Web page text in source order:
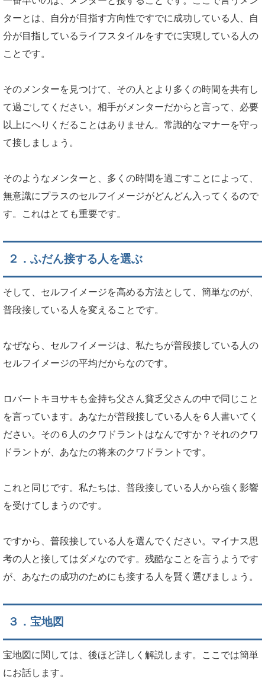
ターとは、自分が目指す方向性ですでに成功している人、自
分が目指しているライフスタイルをすでに実現している人の
ことです。
そのメンターを見つけて、その人とより多くの時間を共有し
て過ごしてください。相手がメンターだからと言って、必要
以上にへりくだることはありません。常識的なマナーを守っ
て接しましょう。
そのようなメンターと、多くの時間を過ごすことによって、
無意識にプラスのセルフイメージがどんどん入ってくるので
す。これはとても重要です。
２．ふだん接する人を選ぶ
そして、セルフイメージを高める方法として、簡単なのが、
普段接している人を変えることです。
なぜなら、セルフイメージは、私たちが普段接している人の
セルフイメージの平均だからなのです。
ロバートキヨサキも金持ち父さん貧乏父さんの中で同じこと
を言っています。あなたが普段接している人を６人書いてく
ださい。その６人のクワドラントはなんですか？それのクワ
ドラントが、あなたの将来のクワドラントです。
これと同じです。私たちは、普段接している人から強く影響
を受けてしまうのです。
ですから、普段接している人を選んでください。マイナス思
考の人と接してはダメなのです。残酷なことを言うようです
が、あなたの成功のためにも接する人を賢く選びましょう。
３．宝地図
宝地図に関しては、後ほど詳しく解説します。ここでは簡単
にお話します。